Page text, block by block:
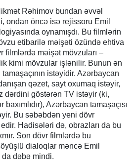
Rəhimov bundan əvvəl
ondan öncə isə rejissoru Emil
oynamışdı. Bu filmlərin
etibarilə məişəti özündə ehtiva
filmlərdə məişət mövzuları –
kimi mövzular işlənilir. Bunun ən
istəyidir. Azərbaycan
qəzet, sayt oxumaq istəyir,
dərdini göstərən TV istəyir (ki,
Azərbaycan tamaşaçısı
Bu səbəbdən yeni dövr
Hadisələri də, obrazları da bu
Son dövr filmlərdə bu
dialoqlar məncə Emil
dəbə mindi.